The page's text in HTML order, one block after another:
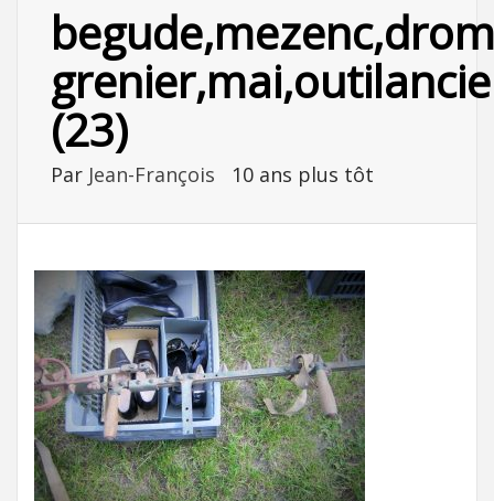
(23)
Par Jean-François 10 ans plus tôt